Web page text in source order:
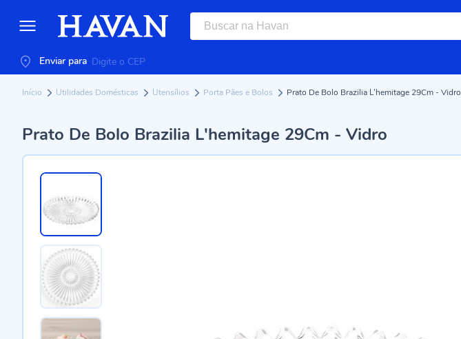
Enviar para
Início Utilidades Domésticas Utensílios Porta Pães e Bolos Prato De Bolo Brazilia L'hemitage 29Cm - Vidro
Prato De Bolo Brazilia L'hemitage 29Cm - Vidro